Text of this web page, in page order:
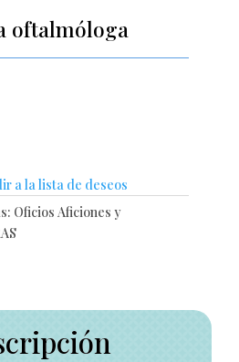
oftalmóloga
a la lista de deseos
Oficios Aficiones y